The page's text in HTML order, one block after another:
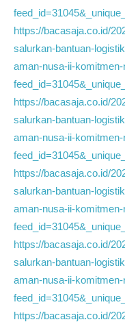
https://bacasaja.co.id/
salurkan-bantuan-
aman-nusa-ii-
https://bacasaja.co.id/
salurkan-bantuan-
aman-nusa-ii-
https://bacasaja.co.id/
salurkan-bantuan-
aman-nusa-ii-
https://bacasaja.co.id/
salurkan-bantuan-
aman-nusa-ii-
https://bacasaja.co.id/